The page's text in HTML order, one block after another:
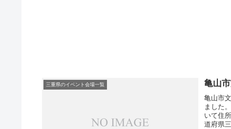
三重県のイベント会場一覧 亀山
亀山市
ました
いて住
道府県